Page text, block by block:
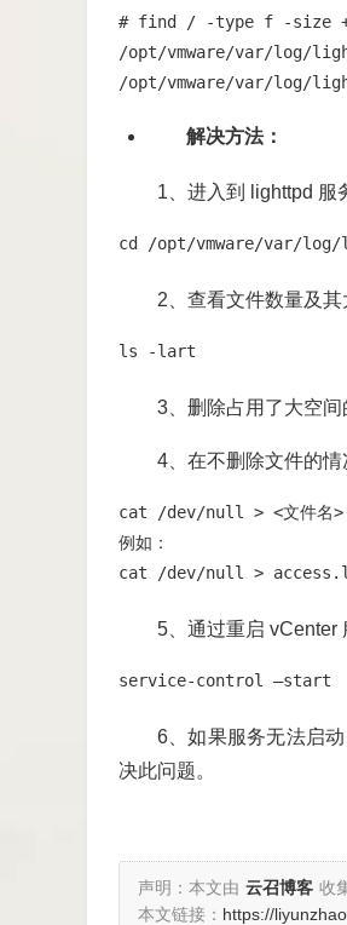
# find / -type f -size
/opt/vmware/var/log/
/opt/vmware/var/log/
解决方法：
1、进入到 lighttpd 服
cd /opt/vmware/var/
2、查看文件数量及其
ls -lart
3、删除占用了大空间
4、在不删除文件的情
cat /dev/null > <文件名>
例如：
cat /dev/null >
5、通过重启 vCenter
service-control –start
6、如果服务无法启
决此问题。
声明：本文由 云召博客 收
本文链接： https://